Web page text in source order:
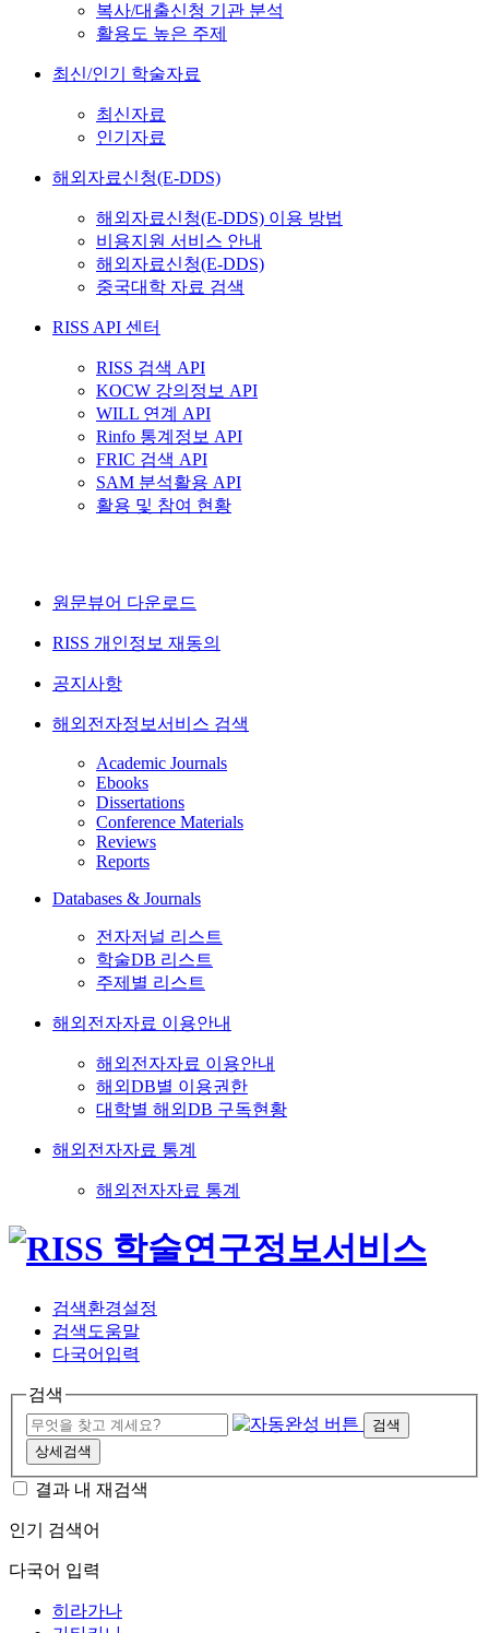
복사/대출신청 기관 분석
활용도 높은 주제
최신/인기 학술자료
최신자료
인기자료
해외자료신청(E-DDS)
해외자료신청(E-DDS) 이용 방법
비용지원 서비스 안내
해외자료신청(E-DDS)
중국대학 자료 검색
RISS API 센터
RISS 검색 API
KOCW 강의정보 API
WILL 연계 API
Rinfo 통계정보 API
FRIC 검색 API
SAM 분석활용 API
활용 및 참여 현황
원문뷰어 다운로드
RISS 개인정보 재동의
공지사항
해외전자정보서비스 검색
Academic Journals
Ebooks
Dissertations
Conference Materials
Reviews
Reports
Databases & Journals
전자저널 리스트
학술DB 리스트
주제별 리스트
해외전자자료 이용안내
해외전자자료 이용안내
해외DB별 이용권한
대학별 해외DB 구독현황
해외전자자료 통계
해외전자자료 통계
검색환경설정
검색도움말
다국어입력
검색
검색
상세검색
결과 내 재검색
인기 검색어
다국어 입력
히라가나